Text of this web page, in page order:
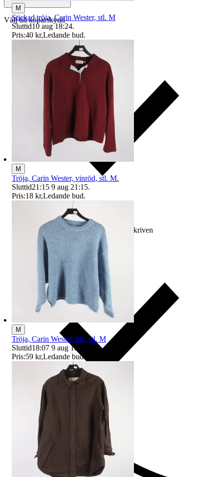
Välj till köparskydd
Ersättning om varan inte är som beskriven
Ersättning om du inte får din vara
M
Stickad tröja, Carin Wester, stl. M
Sluttid10 aug 18:24.
Pris:40 kr,Ledande bud.
M
Tröja, Carin Wester, vinröd, stl. M.
Sluttid21:15 9 aug 21:15.
Pris:18 kr,Ledande bud.
M
Tröja, Carin Wester, blå, stl. M
Sluttid18:07 9 aug 18:07
Pris:59 kr,Ledande bud.